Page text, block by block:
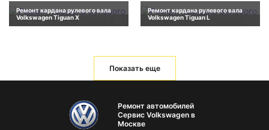
Ремонт кардана рулевого вала
Volkswagen Tiguan X
Ремонт кардана рулевого вала
Volkswagen Tiguan L
Показать еще
Ремонт автомобилей
Сервис Volkswagen в
Москве